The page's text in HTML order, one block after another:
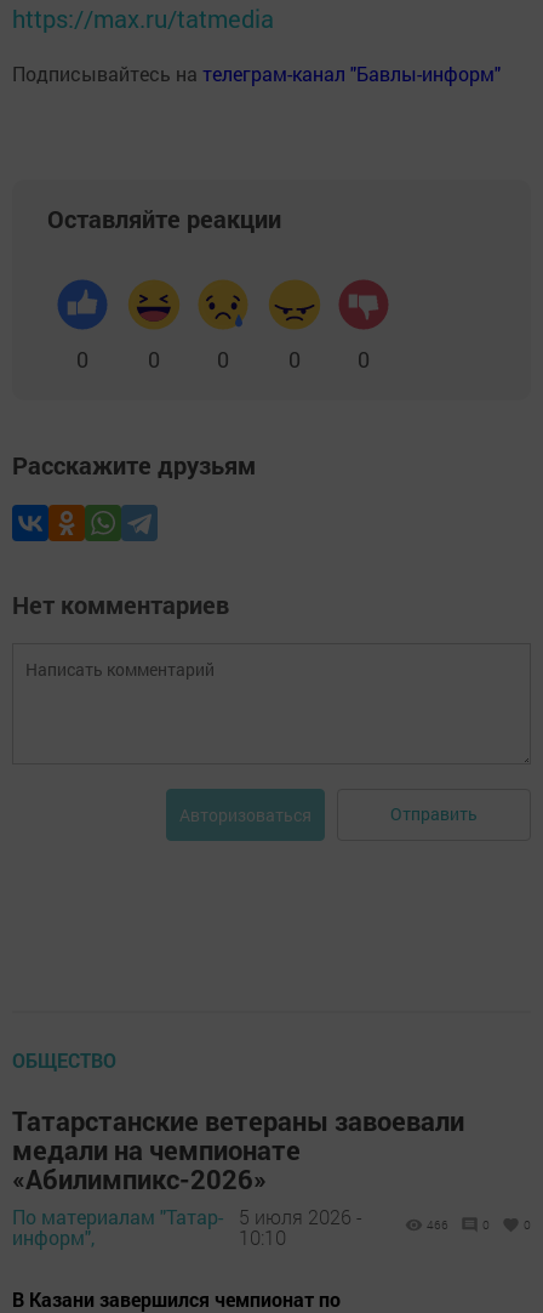
https://max.ru/tatmedia
Подписывайтесь на телеграм-канал "Бавлы-информ"
Оставляйте реакции
0 0 0 0 0
Расскажите друзьям
Нет комментариев
Авторизоваться Отправить
ОБЩЕСТВО
Татарстанские ветераны завоевали
медали на чемпионате
«Абилимпикс-2026»
По материалам "Татар-
информ",
5 июля 2026 -
10:10
466 0 0
В Казани завершился чемпионат по